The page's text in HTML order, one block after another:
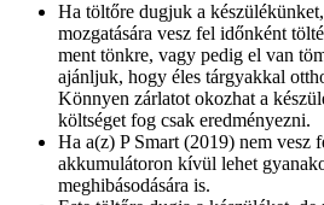
Ha töltőre dugjuk a
mozgatására vesz fel időnként
ment tönkre, vagy pedig el van
ajánljuk, hogy éles tárgyakkal
Könnyen zárlatot okozhat a
költséget fog csak eredményezni.
Ha a(z) P Smart (2019) nem vesz
akkumulátoron kívül lehet
meghibásodására is.